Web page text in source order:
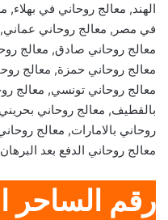
الهند, معالج روحاني في
في مصر, معالج روحاني
معالج روحاني صادق, معالج
معالج روحاني حمزة, معالج
معالج روحاني تونسي, معالج
بالقطيف, معالج روحاني
روحاني بالامارات, معالج
معالج روحاني الدفع بعد
رقم الساحر